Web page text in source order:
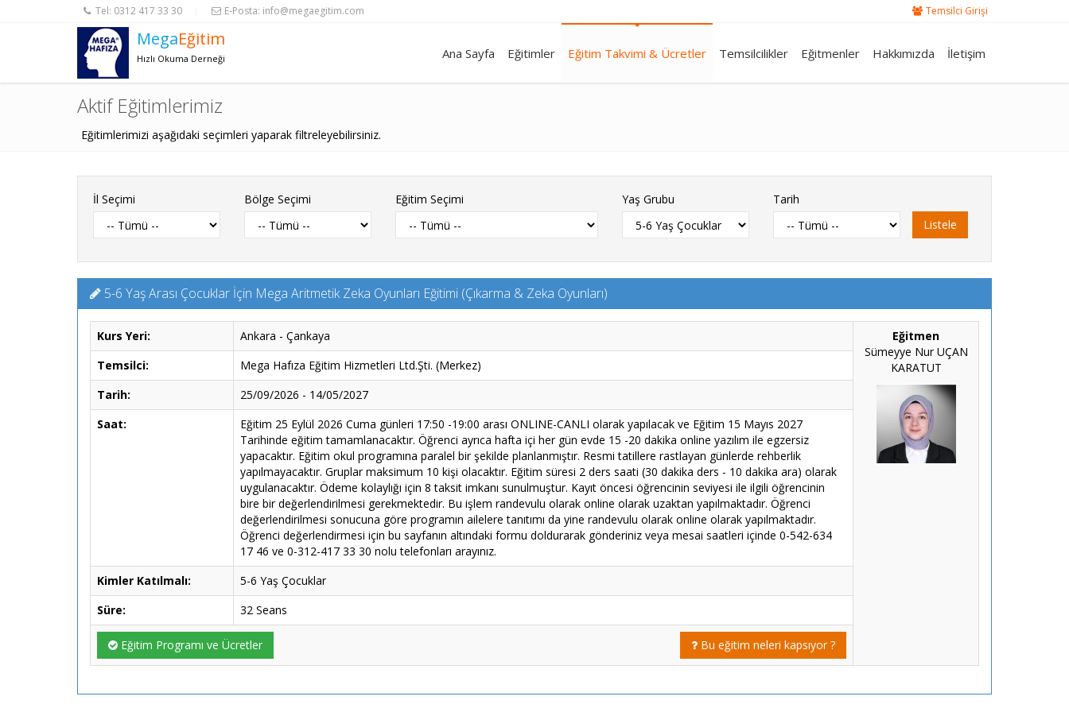
Tel: 0312 417 33 30 E-Posta: info@megaegitim.com Temsilci Girişi
MegaEğitim
Hızlı Okuma Derneği Ana Sayfa Eğitimler Eğitim Takvimi & Ücretler Temsilcilikler Eğitmenler Hakkımızda İletişim
Aktif Eğitimlerimiz
Eğitimlerimizi aşağıdaki seçimleri yaparak filtreleyebilirsiniz.
İl Seçimi Bölge Seçimi Eğitim Seçimi Yaş Grubu
Tarih
Listele
5-6 Yaş Arası Çocuklar İçin Mega Aritmetik Zeka Oyunları Eğitimi (Çıkarma & Zeka Oyunları)
Kurs Yeri: Ankara - Çankaya
Eğitmen
Sümeyye Nur UÇAN
KARATUT
Temsilci:
Mega Hafıza Eğitim Hizmetleri Ltd.Şti. (Merkez)
Tarih:
25/09/2026 - 14/05/2027
Saat:
Eğitim 25 Eylül 2026 Cuma günleri 17:50 -19:00 arası ONLINE-CANLI olarak yapılacak ve Eğitim 15 Mayıs 2027
Tarihinde eğitim tamamlanacaktır. Öğrenci ayrıca hafta içi her gün evde 15 -20 dakika online yazılım ile egzersiz
yapacaktır. Eğitim okul programına paralel bir şekilde planlanmıştır. Resmi tatillere rastlayan günlerde rehberlik
yapılmayacaktır. Gruplar maksimum 10 kişi olacaktır. Eğitim süresi 2 ders saati (30 dakika ders - 10 dakika ara) olarak
uygulanacaktır. Ödeme kolaylığı için 8 taksit imkanı sunulmuştur. Kayıt öncesi öğrencinin seviyesi ile ilgili öğrencinin
bire bir değerlendirilmesi gerekmektedir. Bu işlem randevulu olarak online olarak uzaktan yapılmaktadır. Öğrenci
değerlendirilmesi sonucuna göre programın ailelere tanıtımı da yine randevulu olarak online olarak yapılmaktadır.
Öğrenci değerlendirmesi için bu sayfanın altındaki formu doldurarak gönderiniz veya mesai saatleri içinde 0-542-634
17 46 ve 0-312-417 33 30 nolu telefonları arayınız.
Kimler Katılmalı:
5-6 Yaş Çocuklar
Süre:
32 Seans
Eğitim Programı ve Ücretler Bu eğitim neleri kapsıyor ?